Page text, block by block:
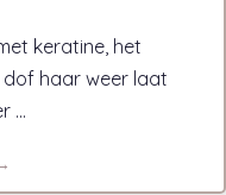
keratine, het
haar weer laat
...